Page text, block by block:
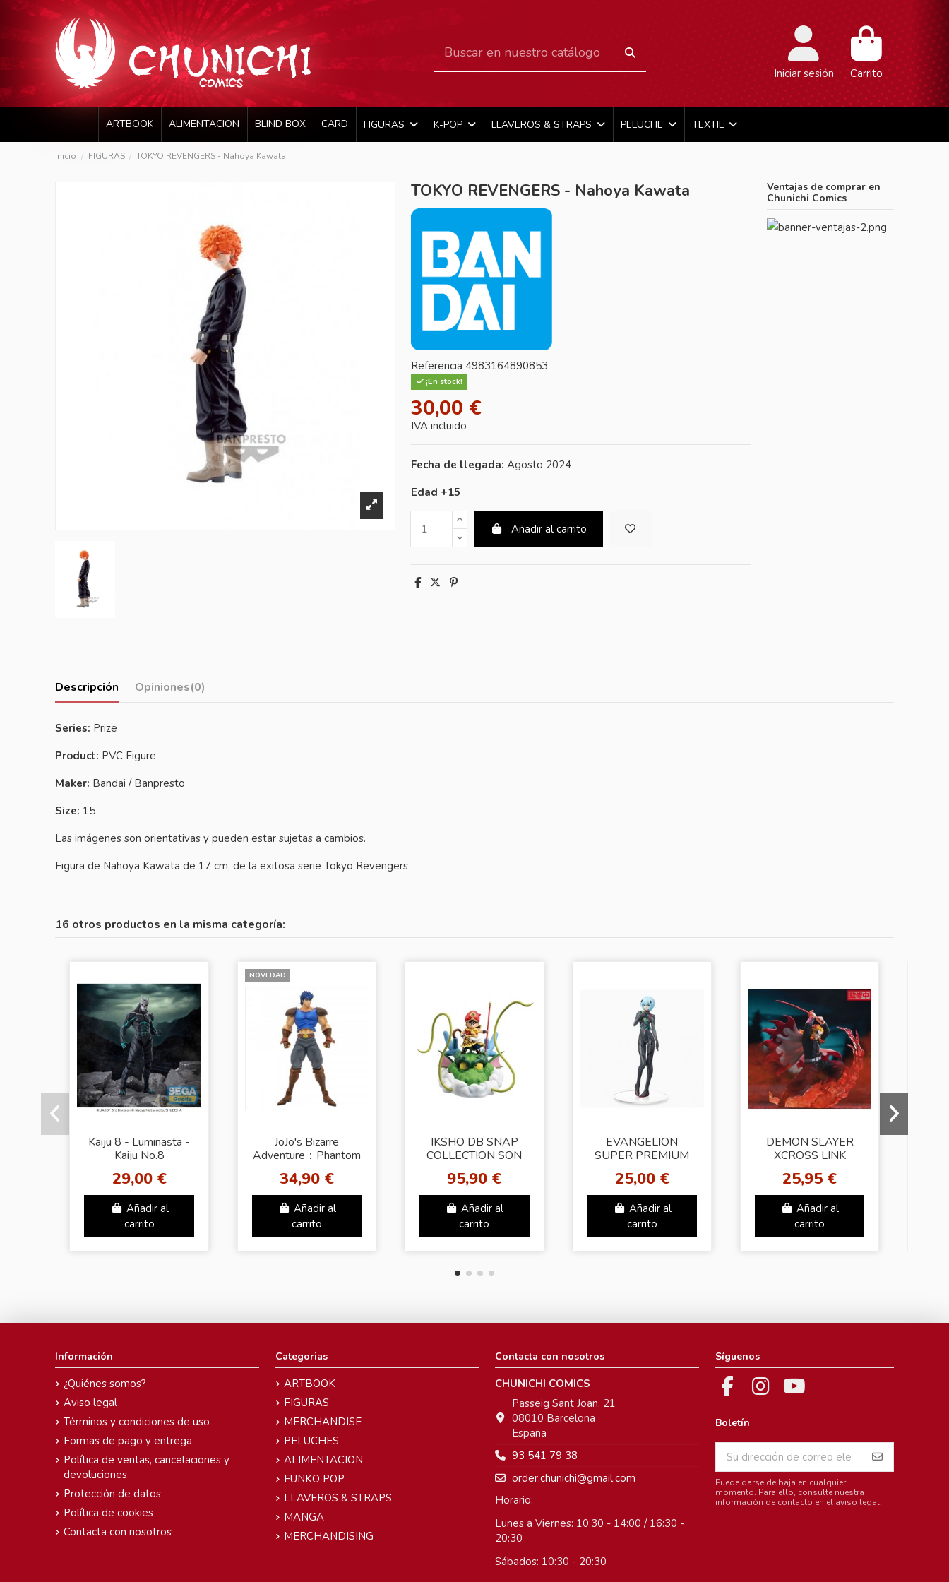
Iniciar sesión Carrito
ARTBOOK ALIMENTACION BLIND BOX CARD FIGURAS K-POP LLAVEROS & STRAPS PELUCHE TEXTIL
Inicio FIGURAS TOKYO REVENGERS - Nahoya Kawata
TOKYO REVENGERS - Nahoya Kawata
Referencia 4983164890853
¡En stock!
30,00 €
IVA incluido
Fecha de llegada: Agosto 2024
Edad +15
Añadir al carrito
Ventajas de comprar en
Chunichi Comics
Descripción Opiniones(0)
Series: Prize
Product: PVC Figure
Maker: Bandai / Banpresto
Size: 15
Las imágenes son orientativas y pueden estar sujetas a cambios.
Figura de Nahoya Kawata de 17 cm, de la exitosa serie Tokyo Revengers
16 otros productos en la misma categoría:
Kaiju 8 - Luminasta -
Kaiju No.8
29,00 €
Añadir al
carrito
NOVEDAD
JoJo's Bizarre
Adventure：Phantom
Jonathan Joestar
34,90 €
Añadir al
carrito
IKSHO DB SNAP
COLLECTION SON
CHILHOOD- ENDING
95,90 €
Añadir al
carrito
EVANGELION
SUPER PREMIUM
25,00 €
Añadir al
carrito
DEMON SLAYER
XCROSS LINK
25,95 €
Añadir al
carrito
Información
¿Quiénes somos?
Aviso legal
Términos y condiciones de uso
Formas de pago y entrega
Política de ventas, cancelaciones y
devoluciones
Protección de datos
Política de cookies
Contacta con nosotros
Categorias
ARTBOOK
FIGURAS
MERCHANDISE
PELUCHES
ALIMENTACION
FUNKO POP
LLAVEROS & STRAPS
MANGA
MERCHANDISING
Contacta con nosotros
CHUNICHI COMICS
Passeig Sant Joan, 21
08010 Barcelona
España
93 541 79 38
order.chunichi@gmail.com
Horario:
Lunes a Viernes: 10:30 - 14:00 / 16:30 -
20:30
Sábados: 10:30 - 20:30
Síguenos
Boletín
Puede darse de baja en cualquier
momento. Para ello, consulte nuestra
información de contacto en el aviso legal.